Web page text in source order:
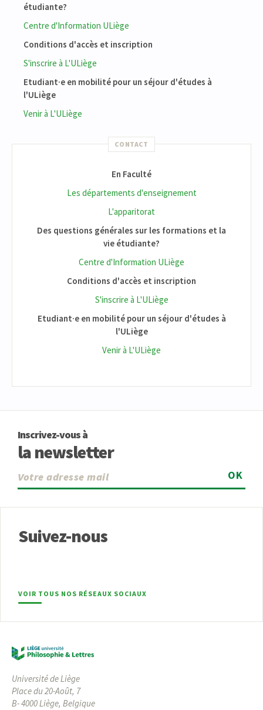
étudiante?
Centre d'Information ULiège
Conditions d'accès et inscription
S'inscrire à L'ULiège
Etudiant·e en mobilité pour un séjour d'études à
l'ULiège
Venir à L'ULiège
CONTACT
En Faculté
Les départements d'enseignement
L'apparitorat
Des questions générales sur les formations et la
vie étudiante?
Centre d'Information ULiège
Conditions d'accès et inscription
S'inscrire à L'ULiège
Etudiant·e en mobilité pour un séjour d'études à
l'ULiège
Venir à L'ULiège
Inscrivez-vous à
la newsletter
OK
Suivez-nous
VOIR TOUS NOS RÉSEAUX SOCIAUX
Université de Liège
Place du 20-Août, 7
B- 4000 Liège, Belgique